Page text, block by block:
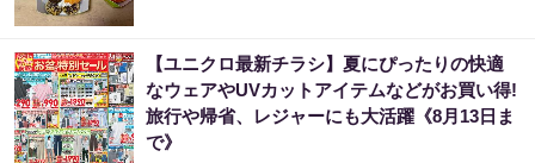
【ユニクロ最新チラシ】夏にぴったりの快適
なウェアやUVカットアイテムなどがお買い得!
旅行や帰省、レジャーにも大活躍《8月13日ま
で》